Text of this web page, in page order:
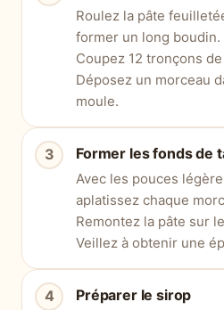
Roulez la pâte
former un long boudin.
Coupez 12 tronçons
Déposez un morceau
moule.
Former les fonds de
Avec les pouces
aplatissez chaque
Remontez la pâte sur
Veillez à obtenir une
Préparer le sirop